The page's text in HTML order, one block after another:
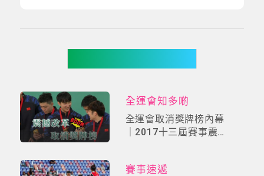
全運會知多啲
全運會取消獎牌榜內幕
｜2017十三屆賽事震撼
賽事速遞